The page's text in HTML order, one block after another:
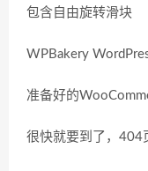
包含自由旋转滑块
WPBakery
准备好的
很快就要到了，404